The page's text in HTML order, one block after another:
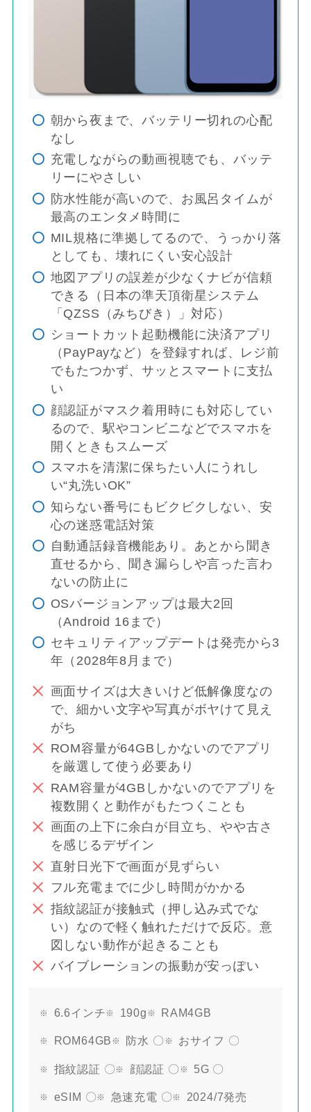
朝から夜まで、バッテリー切れの心配
なし
充電しながらの動画視聴でも、バッテ
リーにやさしい
防水性能が高いので、お風呂タイムが
最高のエンタメ時間に
MIL規格に準拠してるので、うっかり落
としても、壊れにくい安心設計
地図アプリの誤差が少なくナビが信頼
できる（日本の準天頂衛星システム
「QZSS（みちびき）」対応）
ショートカット起動機能に決済アプリ
（PayPayなど）を登録すれば、レジ前
でもたつかず、サッとスマートに支払
い
顔認証がマスク着用時にも対応してい
るので、駅やコンビニなどでスマホを
開くときもスムーズ
スマホを清潔に保ちたい人にうれし
い“丸洗いOK”
知らない番号にもビクビクしない、安
心の迷惑電話対策
自動通話録音機能あり。あとから聞き
直せるから、聞き漏らしや言った言わ
ないの防止に
OSバージョンアップは最大2回
（Android 16まで）
セキュリティアップデートは発売から3
年（2028年8月まで）
画面サイズは大きいけど低解像度なの
で、細かい文字や写真がボヤけて見え
がち
ROM容量が64GBしかないのでアプリ
を厳選して使う必要あり
RAM容量が4GBしかないのでアプリを
複数開くと動作がもたつくことも
画面の上下に余白が目立ち、やや古さ
を感じるデザイン
直射日光下で画面が見ずらい
フル充電までに少し時間がかかる
指紋認証が接触式（押し込み式でな
い）なので軽く触れただけで反応。意
図しない動作が起きることも
バイブレーションの振動が安っぽい
6.6インチ 190g RAM4GB
ROM64GB 防水 〇 おサイフ 〇
指紋認証 〇 顔認証 〇 5G 〇
eSIM 〇 急速充電 〇 2024/7発売